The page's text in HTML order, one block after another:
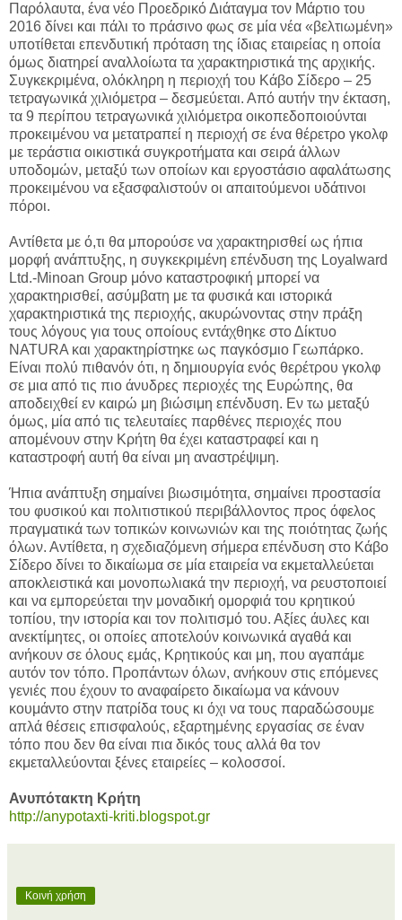
Παρόλαυτα, ένα νέο Προεδρικό Διάταγμα τον Μάρτιο του
2016 δίνει και πάλι το πράσινο φως σε μία νέα «βελτιωμένη»
υποτίθεται επενδυτική πρόταση της ίδιας εταιρείας η οποία
όμως διατηρεί αναλλοίωτα τα χαρακτηριστικά της αρχικής.
Συγκεκριμένα, ολόκληρη η περιοχή του Κάβο Σίδερο – 25
τετραγωνικά χιλιόμετρα – δεσμεύεται. Από αυτήν την έκταση,
τα 9 περίπου τετραγωνικά χιλιόμετρα οικοπεδοποιούνται
προκειμένου να μετατραπεί η περιοχή σε ένα θέρετρο γκολφ
με τεράστια οικιστικά συγκροτήματα και σειρά άλλων
υποδομών, μεταξύ των οποίων και εργοστάσιο αφαλάτωσης
προκειμένου να εξασφαλιστούν οι απαιτούμενοι υδάτινοι
πόροι.
Αντίθετα με ό,τι θα μπορούσε να χαρακτηρισθεί ως ήπια
μορφή ανάπτυξης, η συγκεκριμένη επένδυση της Loyalward
Ltd.-Minoan Group μόνο καταστροφική μπορεί να
χαρακτηρισθεί, ασύμβατη με τα φυσικά και ιστορικά
χαρακτηριστικά της περιοχής, ακυρώνοντας στην πράξη
τους λόγους για τους οποίους εντάχθηκε στο Δίκτυο
NATURA και χαρακτηρίστηκε ως παγκόσμιο Γεωπάρκο.
Είναι πολύ πιθανόν ότι, η δημιουργία ενός θερέτρου γκολφ
σε μια από τις πιο άνυδρες περιοχές της Ευρώπης, θα
αποδειχθεί εν καιρώ μη βιώσιμη επένδυση. Εν τω μεταξύ
όμως, μία από τις τελευταίες παρθένες περιοχές που
απομένουν στην Κρήτη θα έχει καταστραφεί και η
καταστροφή αυτή θα είναι μη αναστρέψιμη.
Ήπια ανάπτυξη σημαίνει βιωσιμότητα, σημαίνει προστασία
του φυσικού και πολιτιστικού περιβάλλοντος προς όφελος
πραγματικά των τοπικών κοινωνιών και της ποιότητας ζωής
όλων. Αντίθετα, η σχεδιαζόμενη σήμερα επένδυση στο Κάβο
Σίδερο δίνει το δικαίωμα σε μία εταιρεία να εκμεταλλεύεται
αποκλειστικά και μονοπωλιακά την περιοχή, να ρευστοποιεί
και να εμπορεύεται την μοναδική ομορφιά του κρητικού
τοπίου, την ιστορία και τον πολιτισμό του. Αξίες άυλες και
ανεκτίμητες, οι οποίες αποτελούν κοινωνικά αγαθά και
ανήκουν σε όλους εμάς, Κρητικούς και μη, που αγαπάμε
αυτόν τον τόπο. Προπάντων όλων, ανήκουν στις επόμενες
γενιές που έχουν το αναφαίρετο δικαίωμα να κάνουν
κουμάντο στην πατρίδα τους κι όχι να τους παραδώσουμε
απλά θέσεις επισφαλούς, εξαρτημένης εργασίας σε έναν
τόπο που δεν θα είναι πια δικός τους αλλά θα τον
εκμεταλλεύονται ξένες εταιρείες – κολοσσοί.
Ανυπότακτη Κρήτη
http://anypotaxti-kriti.blogspot.gr
Κοινή χρήση